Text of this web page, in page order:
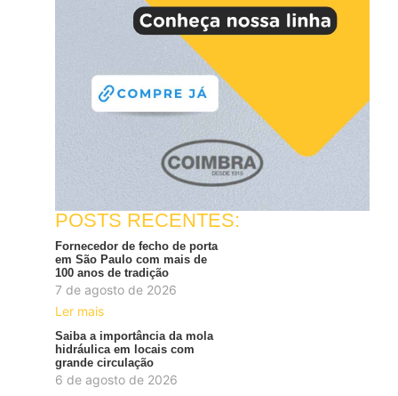
POSTS RECENTES:
Fornecedor de fecho de porta
em São Paulo com mais de
100 anos de tradição
7 de agosto de 2026
Ler mais
Saiba a importância da mola
hidráulica em locais com
grande circulação
6 de agosto de 2026